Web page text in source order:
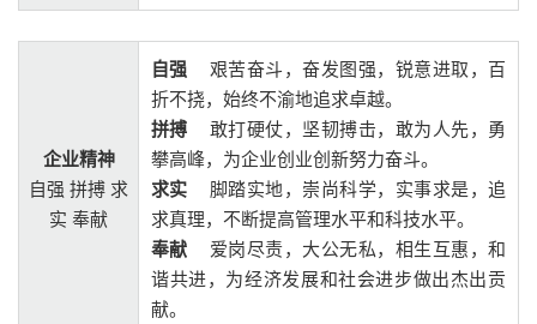
企业精神
自强 拼搏 求
实 奉献
自强 艰苦奋斗，奋发图强，锐意进取，百
折不挠，始终不渝地追求卓越。
拼搏 敢打硬仗，坚韧搏击，敢为人先，勇
攀高峰，为企业创业创新努力奋斗。
求实 脚踏实地，崇尚科学，实事求是，追
求真理，不断提高管理水平和科技水平。
奉献 爱岗尽责，大公无私，相生互惠，和
谐共进，为经济发展和社会进步做出杰出贡
献。